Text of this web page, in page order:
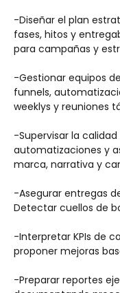
-Diseñar el plan
fases, hitos y
para campañas y
-Gestionar equipos
funnels,
weeklys y reuniones
-Supervisar la
automatizaciones y
marca, narrativa y
-Asegurar entregas
Detectar cuellos de
-Interpretar KPIs de
proponer mejoras
-Preparar reportes